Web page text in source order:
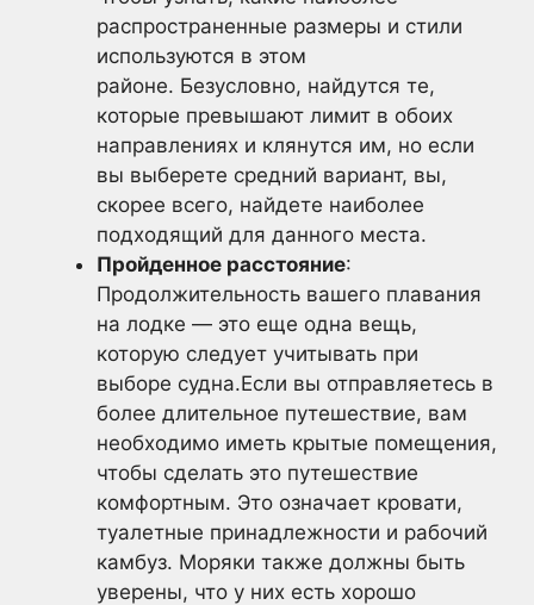
распространенные размеры и стили
используются в этом
районе. Безусловно, найдутся те,
которые превышают лимит в обоих
направлениях и клянутся им, но если
вы выберете средний вариант, вы,
скорее всего, найдете наиболее
подходящий для данного места.
Пройденное расстояние:
Продолжительность вашего плавания
на лодке — это еще одна вещь,
которую следует учитывать при
выборе судна.Если вы отправляетесь в
более длительное путешествие, вам
необходимо иметь крытые помещения,
чтобы сделать это путешествие
комфортным. Это означает кровати,
туалетные принадлежности и рабочий
камбуз. Моряки также должны быть
уверены, что у них есть хорошо